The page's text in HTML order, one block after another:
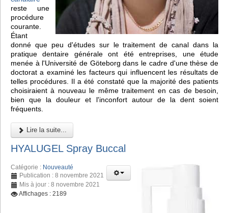
reste une
procédure
courante.
Étant
donné que peu d'études sur le traitement de canal dans la
pratique dentaire générale ont été entreprises, une étude
menée à l'Université de Göteborg dans le cadre d'une thèse de
doctorat a examiné les facteurs qui influencent les résultats de
telles procédures. Il a été constaté que la majorité des patients
choisiraient à nouveau le même traitement en cas de besoin,
bien que la douleur et l'inconfort autour de la dent soient
fréquents.
Lire la suite...
HYALUGEL Spray Buccal
Catégorie : Nouveauté
Publication : 8 novembre 2021
Mis à jour : 8 novembre 2021
Affichages : 2189